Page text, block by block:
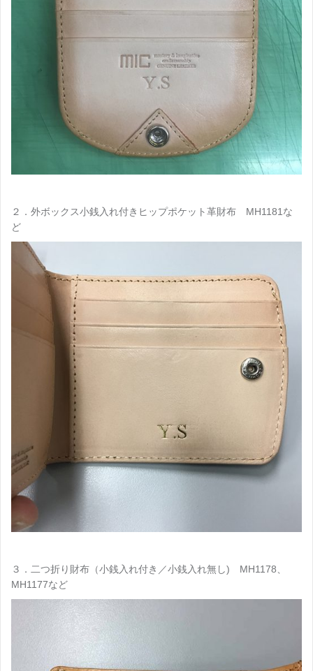
２．外ボックス小銭入れ付きヒップポケット革財布 MH1181な
ど
３．二つ折り財布（小銭入れ付き／小銭入れ無し) MH1178、
MH1177など